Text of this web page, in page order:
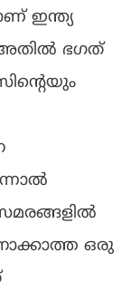
ഇന്ത്യ
അതിൽ ഭഗത്‌
ഒരു